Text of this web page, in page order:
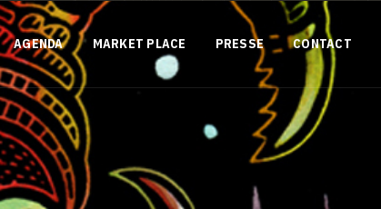
AGENDA MARKET PLACE PRESSE CONTACT